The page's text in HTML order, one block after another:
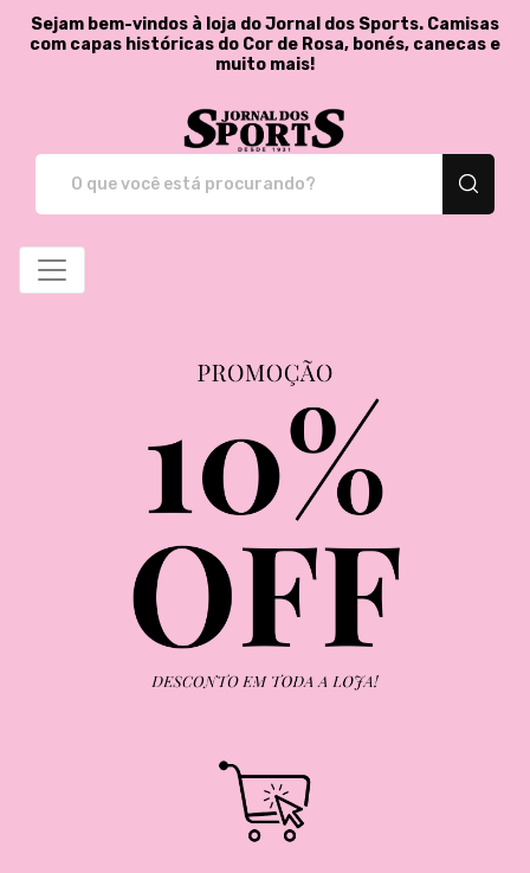
Sejam bem-vindos à loja do Jornal dos Sports. Camisas
com capas históricas do Cor de Rosa, bonés, canecas e
muito mais!